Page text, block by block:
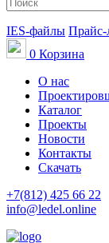
IES-файлы Прайс-
0 Корзина
О нас
Каталог
Проекты
Новости
Контакты
Скачать
+7(812) 425 66 22
info@ledel.online